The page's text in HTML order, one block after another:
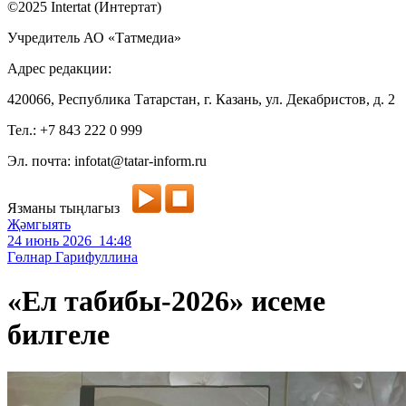
©2025 Intertat (Интертат)
Учредитель АО «Татмедиа»
Адрес редакции:
420066, Республика Татарстан, г. Казань, ул. Декабристов, д. 2
Тел.: +7 843 222 0 999
Эл. почта: infotat@tatar-inform.ru
Язманы тыңлагыз
Җәмгыять
24 июнь 2026 14:48
Гөлнар Гарифуллина
«Ел табибы-2026» исеме
билгеле